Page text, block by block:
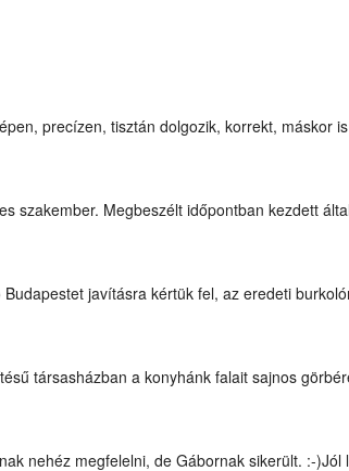
precízen, tisztán dolgozik, korrekt, máskor
szakember. Megbeszélt időpontban kezdett
Budapestet javításra kértük fel, az eredeti
társasházban a konyhánk falait sajnos
nehéz megfelelni, de Gábornak sikerült. :-